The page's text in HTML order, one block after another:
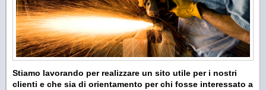
Stiamo lavorando per realizzare un sito utile per i nostri
clienti e che sia di orientamento per chi fosse interessato a